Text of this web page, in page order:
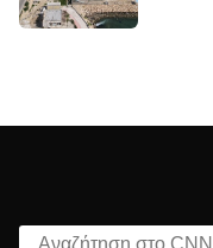
Αναζήτηση στο CNN.gr